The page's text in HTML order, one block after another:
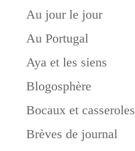
Au jour le jour
Au Portugal
Aya et les siens
Blogosphère
Bocaux et casseroles
Brèves de journal